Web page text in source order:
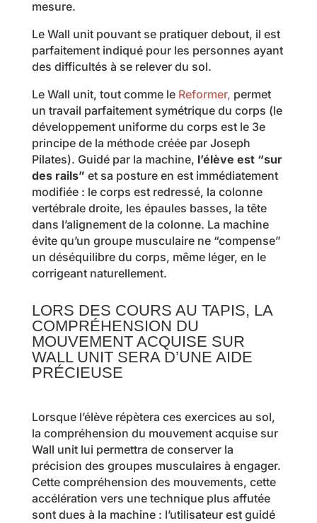
mesure.
Le Wall unit pouvant se pratiquer debout, il est
parfaitement indiqué pour les personnes ayant
des difficultés à se relever du sol.
Le Wall unit, tout comme le Reformer, permet
un travail parfaitement symétrique du corps (le
développement uniforme du corps est le 3e
principe de la méthode créée par Joseph
Pilates). Guidé par la machine, l’élève est “sur
des rails” et sa posture en est immédiatement
modifiée : le corps est redressé, la colonne
vertébrale droite, les épaules basses, la tête
dans l’alignement de la colonne. La machine
évite qu’un groupe musculaire ne “compense”
un déséquilibre du corps, même léger, en le
corrigeant naturellement.
LORS DES COURS AU TAPIS, LA
COMPRÉHENSION DU
MOUVEMENT ACQUISE SUR
WALL UNIT SERA D’UNE AIDE
PRÉCIEUSE
Lorsque l’élève répètera ces exercices au sol,
la compréhension du mouvement acquise sur
Wall unit lui permettra de conserver la
précision des groupes musculaires à engager.
Cette compréhension des mouvements, cette
accélération vers une technique plus affutée
sont dues à la machine : l’utilisateur est guidé